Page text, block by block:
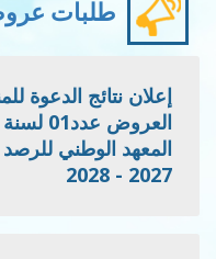
طلبات
إعلان نتائج الدعوة
2027 - 2028